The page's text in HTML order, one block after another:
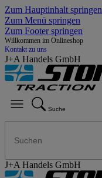
Zum Hauptinhalt springen
Zum Menü springen
Zum Footer springen
Willkommen im Onlineshop
Kontakt zu uns
J+A Handels GmbH
Suche
J+A Handels GmbH